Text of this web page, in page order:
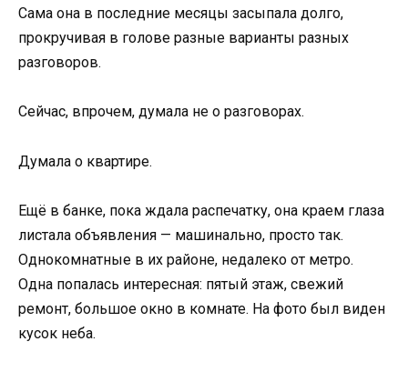
Сама она в последние месяцы засыпала долго,
прокручивая в голове разные варианты разных
разговоров.
Сейчас, впрочем, думала не о разговорах.
Думала о квартире.
Ещё в банке, пока ждала распечатку, она краем глаза
листала объявления — машинально, просто так.
Однокомнатные в их районе, недалеко от метро.
Одна попалась интересная: пятый этаж, свежий
ремонт, большое окно в комнате. На фото был виден
кусок неба.